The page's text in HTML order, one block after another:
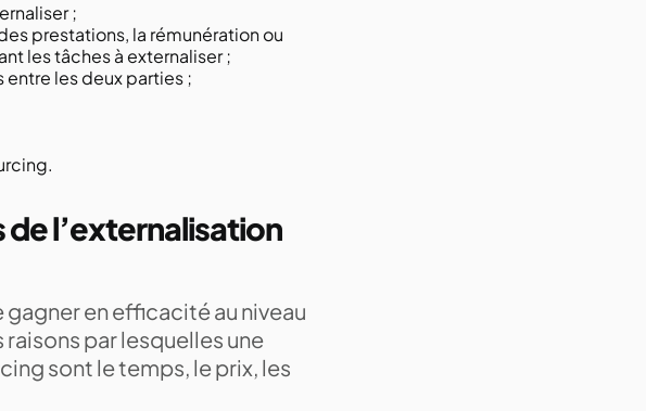
;
prestations, la rémunération ou
les tâches à externaliser ;
les deux parties ;
l’externalisation
gagner en efficacité au niveau
par lesquelles une
sont le temps, le prix, les